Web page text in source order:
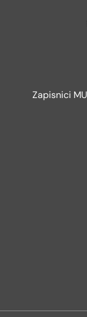
Zapisnici